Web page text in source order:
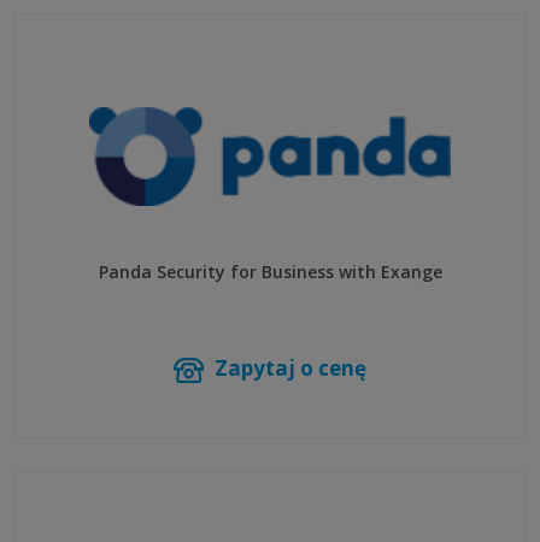
Panda Security for Business with Exange
Zapytaj o cenę